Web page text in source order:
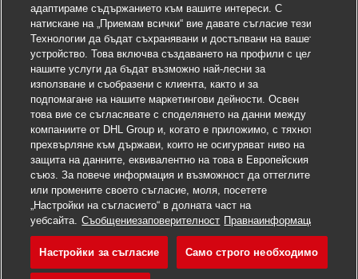
Кандидатствайте сега
адаптираме съдържанието към вашите интереси. С
натискане на „Приемам всички“ вие давате съгласие тези
Технологии да бъдат съхранявани и достъпвани на вашето
устройство. Това включва създаването на профили с цел
нашите услуги да бъдат възможно най-лесни за
използване и съобразени с клиента, както и за
подпомагане на нашите маркетингови дейности. Освен
това вие се съгласявате с споделянето на данни между
компаниите от DHL Group и, когато е приложимо, с тяхното
прехвърляне към държави, които не осигуряват ниво на
защита на данните, еквивалентно на това в Европейския
съюз. За повече информация и възможност да оттеглите
или промените своето съгласие, моля, посетете
„Настройки на съгласието“ в долната част на
уебсайта. Съобщениезаповерителност Правнаинформация
Настройки за съгласие Само строго необходимо